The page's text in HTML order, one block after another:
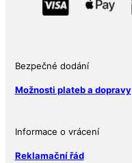
Bezpečné dodání
Možnosti plateb a dopravy
Informace o vrácení
Reklamační řád